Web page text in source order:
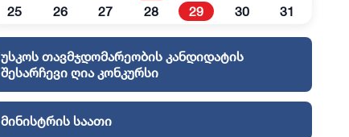
25
26 27 28 29 30 31
უსკოს თავმჯდომარეობის კანდიდატის
შესარჩევი ღია კონკურსი
მინისტრის საათი